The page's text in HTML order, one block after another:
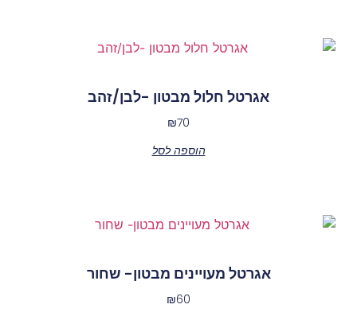
אגרטל חלול מבטון -לבן/זהב
₪70
הוספה לסל
אגרטל מעויינים מבטון- שחור
₪60